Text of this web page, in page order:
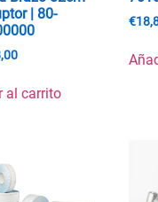
| 80-
al carrito
€